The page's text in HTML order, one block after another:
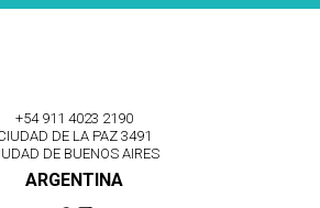
+54 911 4023 2190
DE LA PAZ 3491
DE BUENOS AIRES
ARGENTINA